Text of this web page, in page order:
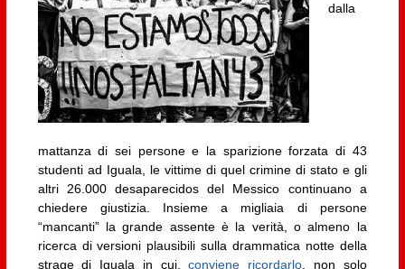
dalla
mattanza di sei persone e la sparizione forzata di 43
studenti ad Iguala, le vittime di quel crimine di stato e gli
altri 26.000 desaparecidos del Messico continuano a
chiedere giustizia. Insieme a migliaia di persone
“mancanti” la grande assente è la verità, o almeno la
ricerca di versioni plausibili sulla drammatica notte della
strage di Iguala in cui,conviene ricordarlo, non solo